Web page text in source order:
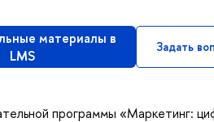
материалы в
LMS
Задать
программы «Маркетинг: